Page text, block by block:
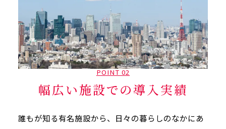
POINT 02
幅広い施設での導入実績
誰もが知る有名施設から、日々の暮らしのなかにあ